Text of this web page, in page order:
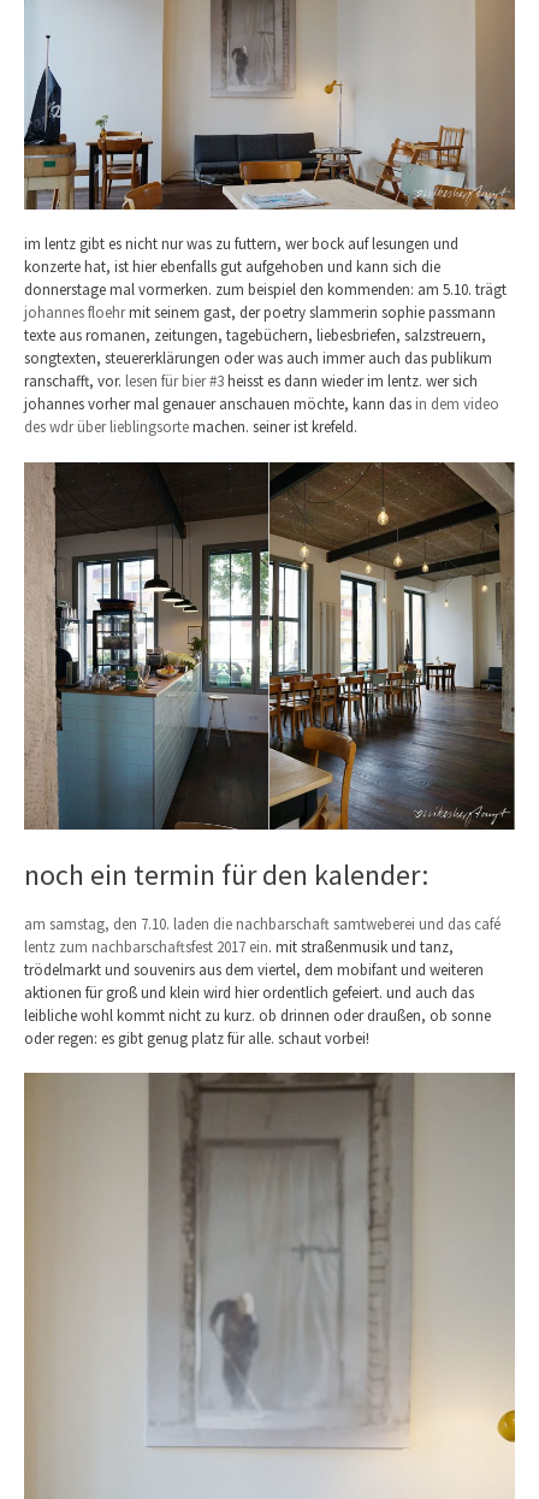
im lentz gibt es nicht nur was zu futtern, wer bock auf lesungen und
konzerte hat, ist hier ebenfalls gut aufgehoben und kann sich die
donnerstage mal vormerken. zum beispiel den kommenden: am 5.10. trägt
johannes floehrmit seinem gast, der poetry slammerin sophie passmann
texte aus romanen, zeitungen, tagebüchern, liebesbriefen, salzstreuern,
songtexten, steuererklärungen oder was auch immer auch das publikum
ranschafft, vor. lesen für bier #3heisst es dann wieder im lentz. wer sich
johannes vorher mal genauer anschauen möchte, kann das in dem video
des wdr über lieblingsortemachen. seiner ist krefeld.
noch ein termin für den kalender:
am samstag, den 7.10. laden die nachbarschaft samtweberei und das café
lentz zum nachbarschaftsfest 2017 ein. mit straßenmusik und tanz,
trödelmarkt und souvenirs aus dem viertel, dem mobifant und weiteren
aktionen für groß und klein wird hier ordentlich gefeiert. und auch das
leibliche wohl kommt nicht zu kurz. ob drinnen oder draußen, ob sonne
oder regen: es gibt genug platz für alle. schaut vorbei!